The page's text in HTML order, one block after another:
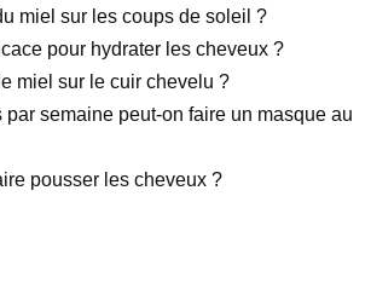
miel sur les coups de soleil ?
pour hydrater les cheveux ?
miel sur le cuir chevelu ?
semaine peut-on faire un masque au
pousser les cheveux ?